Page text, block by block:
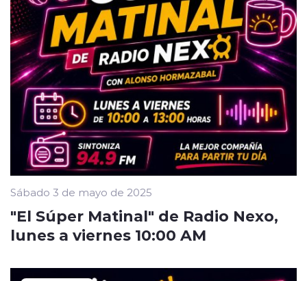
Sábado 3 de mayo de 2025
"El Súper Matinal" de Radio Nexo,
lunes a viernes 10:00 AM